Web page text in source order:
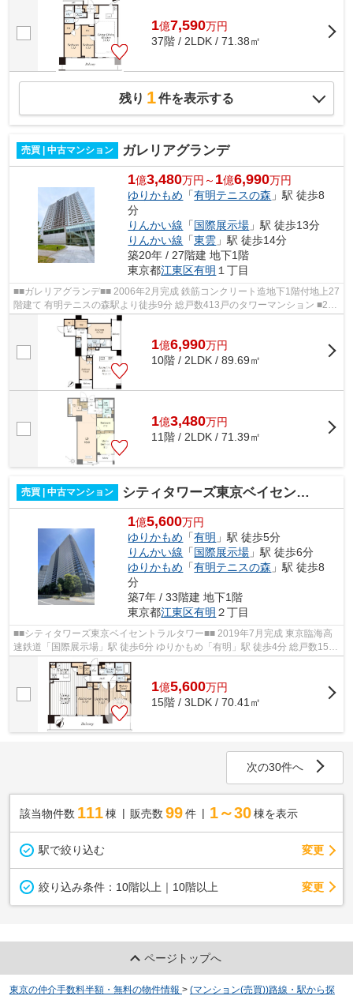
1億7,590万円
37階 / 2LDK / 71.38㎡
残り 1件を表示する
売買 | 中古マンション ガレリアグランデ
1億3,480万円～ 1億6,990万円
ゆりかもめ 「有明テニスの森 」駅 徒歩8
分
りんかい線 「国際展示場 」駅 徒歩13分
りんかい線 「東雲 」駅 徒歩14分
築20年 / 27階建 地下1階
東京都江東区有明 １丁目
■■ガレリアグランデ■■ 2006年2月完成 鉄筋コンクリート造地下1階付地上27
階建て 有明テニスの森駅より徒歩9分 総戸数413戸のタワーマンション ■24
時間有人管理 ■24時間遠隔管理シス...
1億6,990万円
10階 / 2LDK / 89.69㎡
1億3,480万円
11階 / 2LDK / 71.39㎡
売買 | 中古マンション シティタワーズ東京ベイセントラルタワー
1億5,600万円
ゆりかもめ 「有明 」駅 徒歩5分
りんかい線 「国際展示場 」駅 徒歩6分
ゆりかもめ 「有明テニスの森 」駅 徒歩8
分
築7年 / 33階建 地下1階
東京都江東区有明 ２丁目
■■シティタワーズ東京ベイセントラルタワー■■ 2019年7月完成 東京臨海高
速鉄道「国際展示場」駅 徒歩6分 ゆりかもめ「有明」駅 徒歩4分 総戸数1539
戸・免震構造の大規模タワーマンシ...
1億5,600万円
15階 / 3LDK / 70.41㎡
次の30件へ
該当物件数 111棟 販売数 99 件 1～30 棟を表示
駅で絞り込む 変更
絞り込み条件： 10階以上｜10階以上 変更
ページトップへ
東京の仲介手数料半額・無料の物件情報 > (マンション(売買))路線・駅から探